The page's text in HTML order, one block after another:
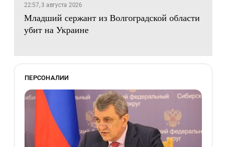
22:57, 3 августа 2026
Младший сержант из Волгоградской области
убит на Украине
ПЕРСОНАЛИИ